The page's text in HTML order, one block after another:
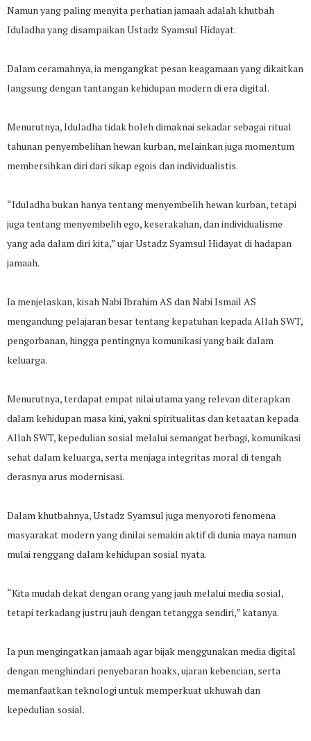
Namun yang paling menyita perhatian jamaah adalah khutbah
Iduladha yang disampaikan Ustadz Syamsul Hidayat.
Dalam ceramahnya, ia mengangkat pesan keagamaan yang dikaitkan
langsung dengan tantangan kehidupan modern di era digital.
Menurutnya, Iduladha tidak boleh dimaknai sekadar sebagai ritual
tahunan penyembelihan hewan kurban, melainkan juga momentum
membersihkan diri dari sikap egois dan individualistis.
“Iduladha bukan hanya tentang menyembelih hewan kurban, tetapi
juga tentang menyembelih ego, keserakahan, dan individualisme
yang ada dalam diri kita,” ujar Ustadz Syamsul Hidayat di hadapan
jamaah.
Ia menjelaskan, kisah Nabi Ibrahim AS dan Nabi Ismail AS
mengandung pelajaran besar tentang kepatuhan kepada Allah SWT,
pengorbanan, hingga pentingnya komunikasi yang baik dalam
keluarga.
Menurutnya, terdapat empat nilai utama yang relevan diterapkan
dalam kehidupan masa kini, yakni spiritualitas dan ketaatan kepada
Allah SWT, kepedulian sosial melalui semangat berbagi, komunikasi
sehat dalam keluarga, serta menjaga integritas moral di tengah
derasnya arus modernisasi.
Dalam khutbahnya, Ustadz Syamsul juga menyoroti fenomena
masyarakat modern yang dinilai semakin aktif di dunia maya namun
mulai renggang dalam kehidupan sosial nyata.
“Kita mudah dekat dengan orang yang jauh melalui media sosial,
tetapi terkadang justru jauh dengan tetangga sendiri,” katanya.
Ia pun mengingatkan jamaah agar bijak menggunakan media digital
dengan menghindari penyebaran hoaks, ujaran kebencian, serta
memanfaatkan teknologi untuk memperkuat ukhuwah dan
kepedulian sosial.